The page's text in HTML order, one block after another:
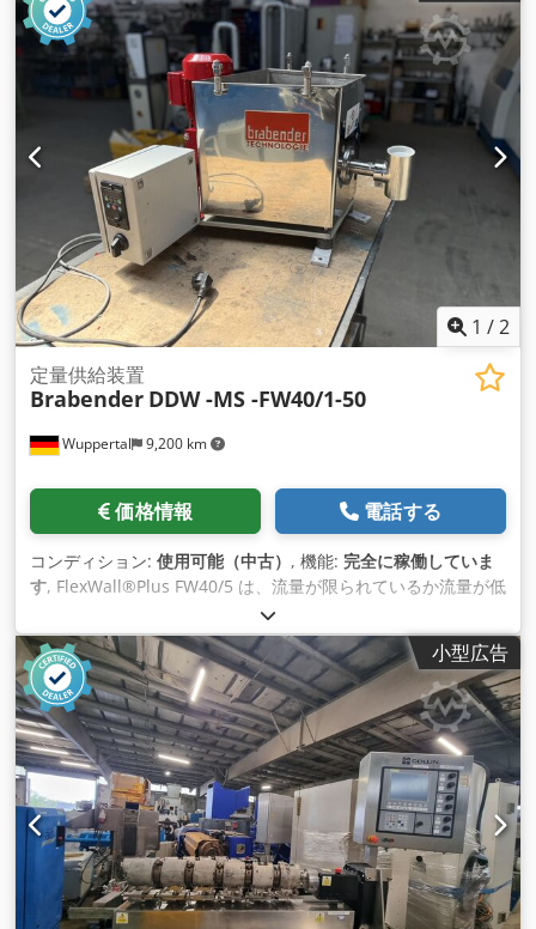
1 /2
Wuppertal 9,200 km
定量供給装置
Brabender DDW -MS -FW40/1-50
価格情報 電話する
コンディション: 使用可能（中古） , 機能: 完全に稼働していま
す, FlexWall®Plus FW40/5 は、流量が限られているか流量が低
いバルク材料用の投与装置です。この装置は、台形のステンレ
ス鋼ハウジング、大きなトラフ断面を持つ柔 軟なポリウレタン
トラフ、マッサージパドル、投与スクリュー、スクリューチュ
ーブ、三相駆動装置、および全体の高さが低く、容量が 50
dm³ または 70 dm³ の台形上部コンテナというコンポーネント
で構成されています。トラフの形状と振幅を調整できる外部マ
ッサージ パドルにより、スクリューの充填レベルが均一にな
り、バルク材料に優しい質量流量が確保されます。 FW40/5 で
は、ネジの交換は前面からのみ行われます。 FlexWall®Plus
は、ハウジングの端に取り付けられたポリウレタン トラフを引
き抜くだけで簡単に分解して、ウェット クリーニングまたはド
ライ クリーニングを行うことができます。さらに、コンパクト
な台形設計により、中央の供給ポイントの周囲に最大 6 つの投
小型広告